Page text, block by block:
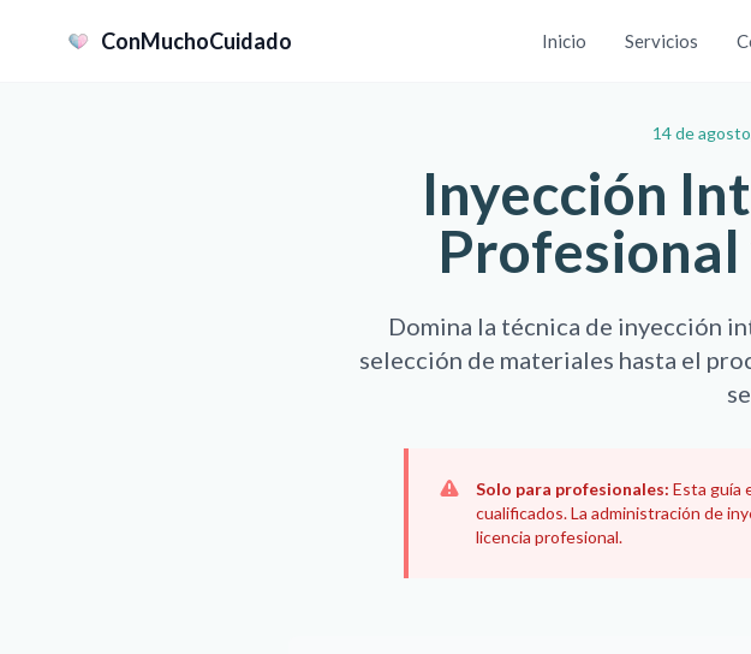
ConMuchoCuidado Inicio Servicios
14 de
Inyección
Profesional
Domina la técnica de inyección
selección de materiales hasta el
Solo para profesionales: Esta guía
cualificados. La administración de
licencia profesional.